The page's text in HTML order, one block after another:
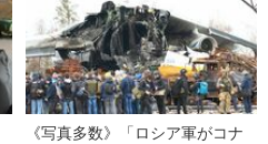
《写真多数》「ロシア軍がコナ